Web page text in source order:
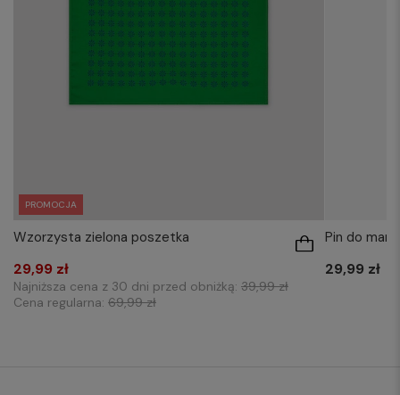
PROMOCJA
Wzorzysta zielona poszetka
29,99 zł
Najniższa cena z 30 dni przed obniżką: 39,99 zł
Cena regularna: 69,99 zł
Pin do
29,99 zł